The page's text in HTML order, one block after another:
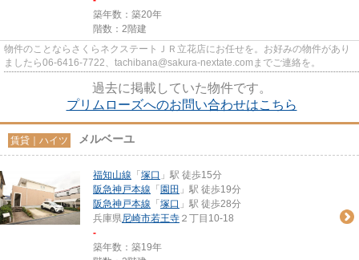
築年数：築20年
階数：2階建
物件のことならさくらネクステートＪＲ立花店にお任せを。お好みの物件があり
ましたら06-6416-7722、tachibana@sakura-nextate.comまでご連絡を。
過去に掲載していた物件です。
プリムローズへのお問い合わせはこちら
賃貸｜ハイツ メルベーユ
福知山線 「 塚口 」駅 徒歩15分
阪急神戸本線 「 園田 」駅 徒歩19分
阪急神戸本線 「 塚口 」駅 徒歩28分
兵庫県尼崎市若王寺 ２丁目10-18
-
築年数：築19年